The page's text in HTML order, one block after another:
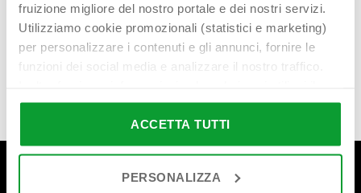
fruizione migliore del nostro portale e dei nostri servizi.
Utilizziamo cookie promozionali (statistici e marketing)
per personalizzare i contenuti e gli annunci, fornire le
funzioni dei social media e analizzare il nostro traffico.
nostro sito ai nostri partner che si occupano di analisi dei
dati web, pubblicità e social media, i quali potrebbero
combinarle con altre informazioni che hai fornito loro o
Cliccando su “PERSONALIZZA“ potrai scegliere quali
ACCETTA TUTTI
PERSONALIZZA